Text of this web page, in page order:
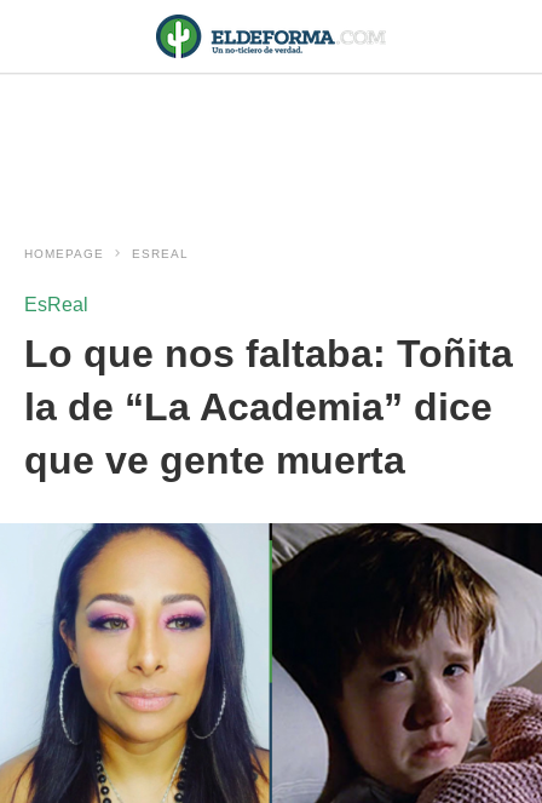
HOMEPAGE ESREAL
EsReal
Lo que nos faltaba: Toñita
la de “La Academia” dice
que ve gente muerta